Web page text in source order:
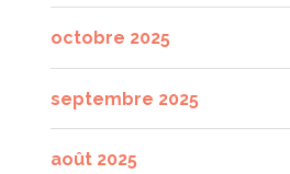
octobre 2025
septembre 2025
août 2025